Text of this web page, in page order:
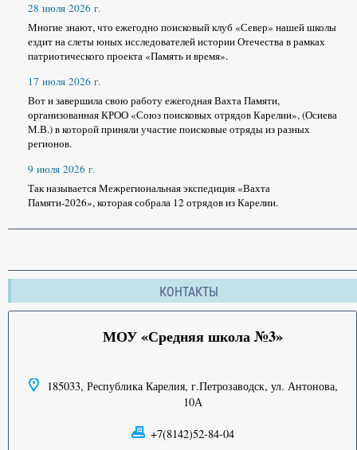
28 июля 2026 г.
Многие знают, что ежегодно поисковый клуб «Север» нашей школы
ездит на слеты юных исследователей истории Отечества в рамках
патриотического проекта «Память и время».
17 июля 2026 г.
Вот и завершила свою работу ежегодная Вахта Памяти,
организованная КРОО «Союз поисковых отрядов Карелии», (Осиева
М.В.) в которой приняли участие поисковые отряды из разных
регионов.
9 июля 2026 г.
Так называется Межрегиональная экспедиция «Вахта
Памяти-2026», которая собрала 12 отрядов из Карелии.
КОНТАКТЫ
МОУ «Средняя школа №3»
185033, Республика Карелия, г.Петрозаводск, ул. Антонова,
10А
+7(8142)52-84-04